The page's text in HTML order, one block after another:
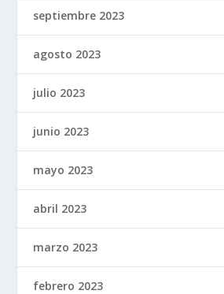
septiembre 2023
agosto 2023
julio 2023
junio 2023
mayo 2023
abril 2023
marzo 2023
febrero 2023